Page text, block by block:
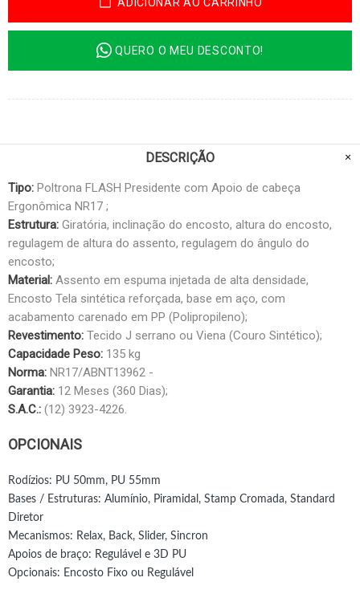
ADICIONAR AO CARRINHO
QUERO O MEU DESCONTO!
DESCRIÇÃO
Tipo: Poltrona FLASH Presidente com Apoio de cabeça
Ergonômica NR17 ;
Estrutura: Giratória, inclinação do encosto, altura do encosto,
regulagem de altura do assento, regulagem do ângulo do
encosto;
Material: Assento em espuma injetada de alta densidade,
Encosto Tela sintética reforçada, base em aço, com
acabamento carenado em PP (Polipropileno);
Revestimento: Tecido J serrano ou Viena (Couro Sintético);
Capacidade Peso: 135 kg
Norma: NR17/ABNT13962 -
Garantia: 12 Meses (360 Dias);
S.A.C.: (12) 3923-4226.
OPCIONAIS
Rodízios: PU 50mm, PU 55mm
Bases / Estruturas: Alumínio, Piramidal, Stamp Cromada, Standard
Diretor
Mecanismos: Relax, Back, Slider, Sincron
Apoios de braço: Regulável e 3D PU
Opcionais: Encosto Fixo ou Regulável